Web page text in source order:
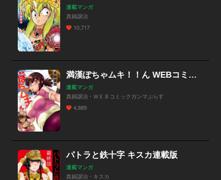
連載マンガ
真鍋譲治
10,717
満漢ぽちゃムキ！！ん WEBコミックガンマぷらす連載版
連載マンガ
真鍋譲治・ＷＥＢコミックガンマぷらす
4,889
パトラと鉄十字 キスカ連載版
連載マンガ
真鍋譲治・キスカ